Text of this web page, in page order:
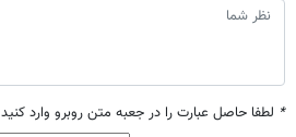
* لطفا حاصل عبارت را در جعبه متن روبرو وارد کنید